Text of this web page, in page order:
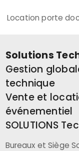
Location porte
Solutions
Gestion
technique
Vente et
événementiel
SOLUTIONS
Bureaux et Siège